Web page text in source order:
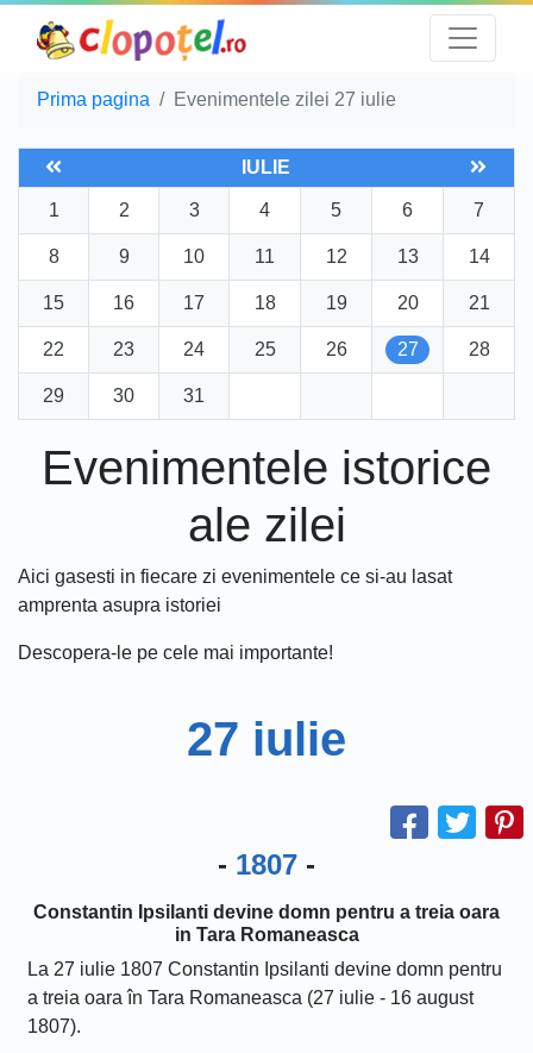
Prima pagina Evenimentele zilei 27 iulie
IULIE
1 2 3 4 5 6 7
8 9 10 11 12 13 14
15 16 17 18 19 20 21
22 23 24 25 26 27 28
29 30 31
Evenimentele istorice
ale zilei
Aici gasesti in fiecare zi evenimentele ce si-au lasat
amprenta asupra istoriei
Descopera-le pe cele mai importante!
27 iulie
- 1807 -
Constantin Ipsilanti devine domn pentru a treia oara
in Tara Romaneasca
La 27 iulie 1807 Constantin Ipsilanti devine domn pentru
a treia oara în Tara Romaneasca (27 iulie - 16 august
1807).